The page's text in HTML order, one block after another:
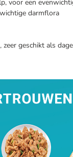
voor een
darmflora
geschikt als